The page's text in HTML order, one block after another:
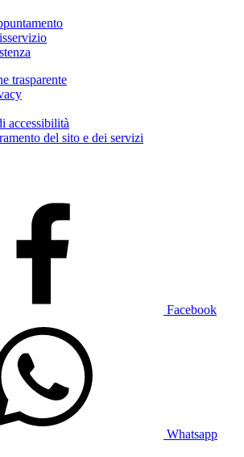
trasparente
accessibilità
del sito e dei servizi
Facebook
Whatsapp